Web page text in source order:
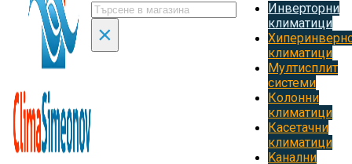
Търсене
×
Инверторни
климатици
климатици
Мултисплит
системи
Колонни
климатици
Касетачни
климатици
Kанални